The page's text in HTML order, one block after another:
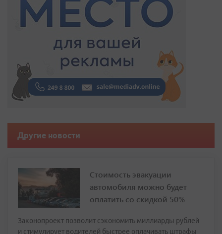
Другие новости
Стоимость эвакуации
автомобиля можно будет
оплатить со скидкой 50%
Законопроект позволит сэкономить миллиарды рублей
и стимулирует водителей быстрее оплачивать штрафы